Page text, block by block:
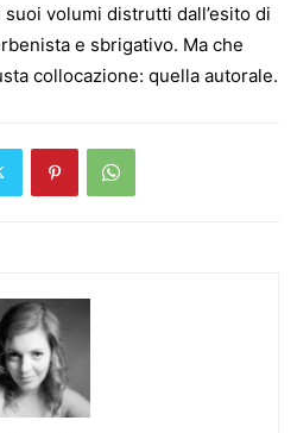
volumi distrutti dall’esito di
e sbrigativo. Ma che
collocazione: quella autorale.